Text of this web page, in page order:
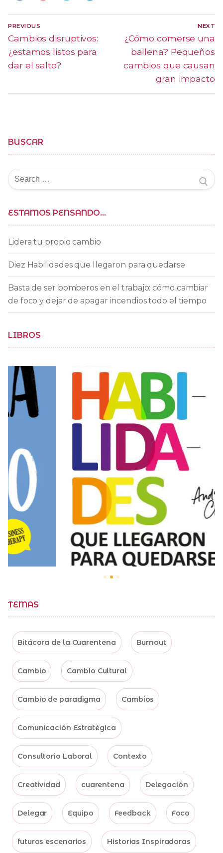
Navegación
de
entradas
PREVIOUS
Previous
post:
Cambios disruptivos:
¿estamos listos para
dar el salto?
NEXT
Next
post:
¿Cómo comerse una
ballena? Pequeños
cambios que causan
gran impacto
BUSCAR
Buscar
por:
ESTAMOS PENSANDO…
Lidera tu propio cambio
Diez Habilidades que llegaron para quedarse
Basta de ser bomberos en el trabajo: cómo cambiar
de foco y dejar de apagar incendios todo el tiempo
LIBROS
TEMAS
Bitácora de la Cuarentena Burnout
Cambio Cambio Cultural
Cambio de paradigma Cambios
Comunicación Estratégica
Consultorio Laboral Contexto
Creatividad cuarentena Delegación
Delegar Equipo Feedback Foco
futuros escenarios Historias Inspiradoras